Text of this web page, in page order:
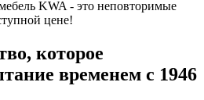
KWA - это неповторимые
цене!
которое
временем с 1946